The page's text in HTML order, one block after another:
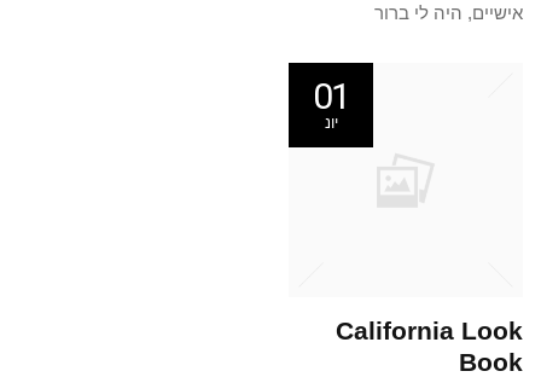
אישיים, היה לי ברור
01
יונ
California Look
Book